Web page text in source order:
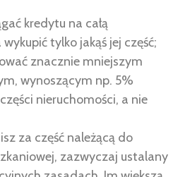
kredytu na całą
tylko jakąś jej część;
znacznie mniejszym
wynoszącym np. 5%
nieruchomości, a nie
za część należącą do
zazwyczaj ustalany